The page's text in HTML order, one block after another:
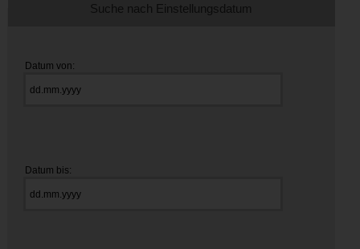
Suche nach Einstellungsdatum
Datum von:
Datum bis: